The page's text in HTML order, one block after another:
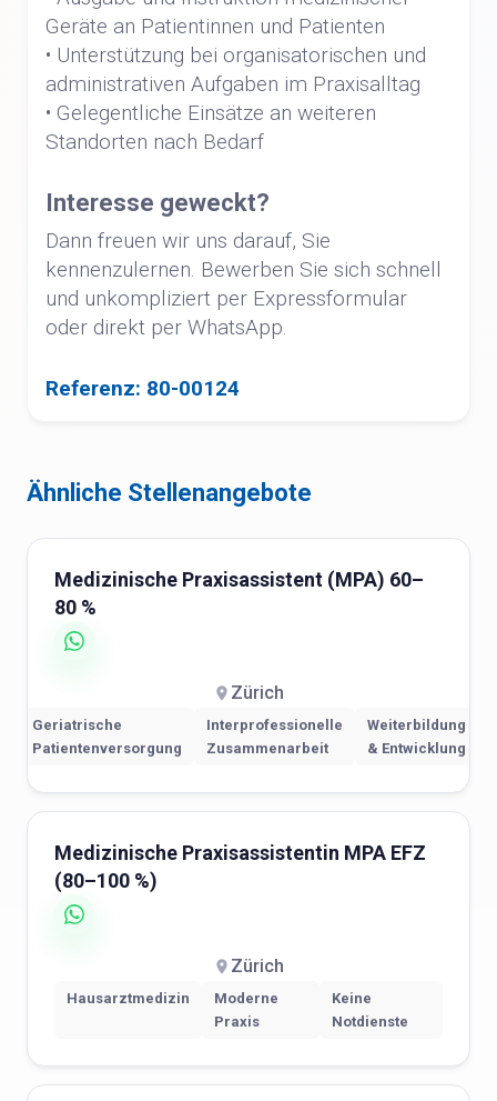
Geräte an Patientinnen und Patienten
• Unterstützung bei organisatorischen und
administrativen Aufgaben im Praxisalltag
• Gelegentliche Einsätze an weiteren
Standorten nach Bedarf
Interesse geweckt?
Dann freuen wir uns darauf, Sie
kennenzulernen. Bewerben Sie sich schnell
und unkompliziert per Expressformular
oder direkt per WhatsApp.
Referenz: 80-00124
Ähnliche Stellenangebote
Medizinische Praxisassistent (MPA) 60–
80 %
Zürich
Geriatrische
Patientenversorgung
Interprofessionelle
Zusammenarbeit
Weiterbildung
& Entwicklung
Medizinische Praxisassistentin MPA EFZ
(80–100 %)
Zürich
Hausarztmedizin
Moderne
Praxis
Keine
Notdienste